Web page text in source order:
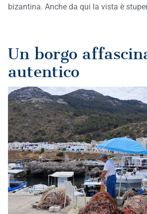
bizantina. Anche da qui la vista è
Un borgo
autentico